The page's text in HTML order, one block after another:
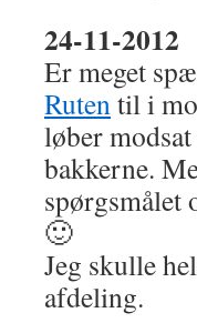
24-11-2012
Er meget
Rutentil i
løber
bakkerne.
spørgsmålet
🙂
Jeg skulle
afdeling.